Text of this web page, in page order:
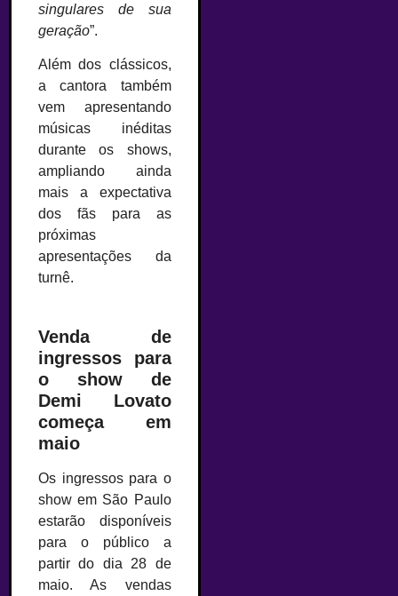
singulares de sua
geração”.
Além dos clássicos,
a cantora também
vem apresentando
músicas inéditas
durante os shows,
ampliando ainda
mais a expectativa
dos fãs para as
próximas
apresentações da
turnê.
Venda de
ingressos para
o show de
Demi Lovato
começa em
maio
Os ingressos para o
show em São Paulo
estarão disponíveis
para o público a
partir do dia 28 de
maio. As vendas